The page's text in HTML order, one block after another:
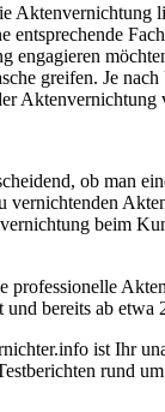
Aktenvernichtung
entsprechende
engagieren
greifen. Je
Aktenvernichtung
ob man
vernichtenden
beim
professionelle
und bereits ab etwa
ist Ihr
rund